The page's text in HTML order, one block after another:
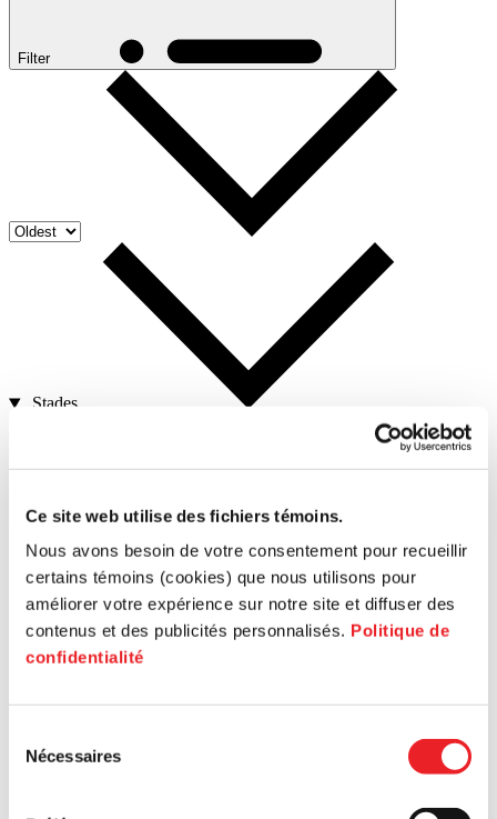
Ce site web utilise des fichiers témoins.
Nous avons besoin de votre consentement pour recueillir
certains témoins (cookies) que nous utilisons pour
améliorer votre expérience sur notre site et diffuser des
contenus et des publicités personnalisés. Politique de
confidentialité
Nécessaires
Filter
Stades
Pre-seed stage
Launching